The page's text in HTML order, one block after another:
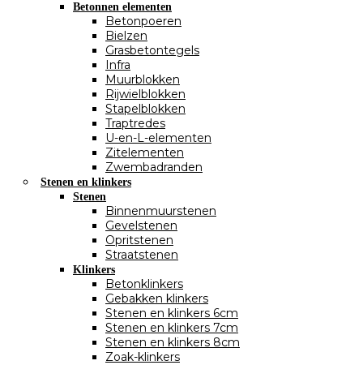
Betonnen elementen
Betonpoeren
Bielzen
Grasbetontegels
Infra
Muurblokken
Rijwielblokken
Stapelblokken
Traptredes
U-en-L-elementen
Zitelementen
Zwembadranden
Stenen en klinkers
Stenen
Binnenmuurstenen
Gevelstenen
Opritstenen
Straatstenen
Klinkers
Betonklinkers
Gebakken klinkers
Stenen en klinkers 6cm
Stenen en klinkers 7cm
Stenen en klinkers 8cm
Zoak-klinkers